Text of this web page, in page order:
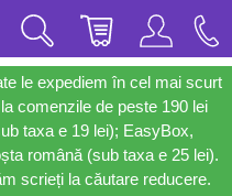
le expediem în cel mai scurt
comenzile de peste 190 lei
taxa e 19 lei); EasyBox,
română (sub taxa e 25 lei).
scrieți la căutare reducere.